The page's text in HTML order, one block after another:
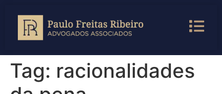
Tag: racionalidades